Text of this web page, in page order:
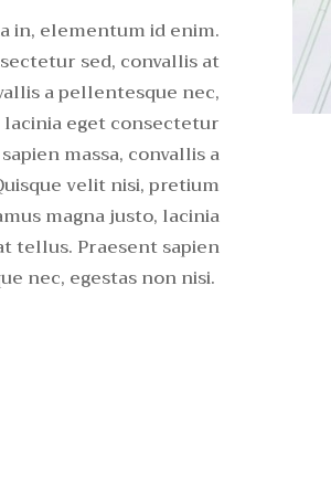
in, elementum id enim.
sed, convallis at
a pellentesque nec,
lacinia eget consectetur
massa, convallis a
velit nisi, pretium
magna justo, lacinia
tellus. Praesent sapien
nec, egestas non nisi.